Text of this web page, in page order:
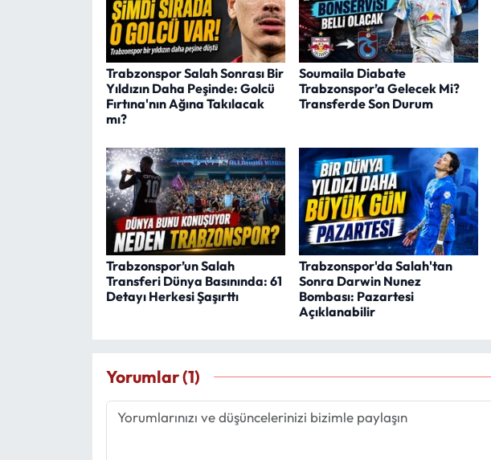
Trabzonspor Salah Sonrası Bir
Yıldızın Daha Peşinde: Golcü
Fırtına'nın Ağına Takılacak
mı?
Soumaila Diabate
Trabzonspor’a Gelecek Mi?
Transferde Son Durum
Trabzonspor’un Salah
Transferi Dünya Basınında: 61
Detayı Herkesi Şaşırttı
Trabzonspor'da Salah'tan
Sonra Darwin Nunez
Bombası: Pazartesi
Açıklanabilir
Yorumlar (1)